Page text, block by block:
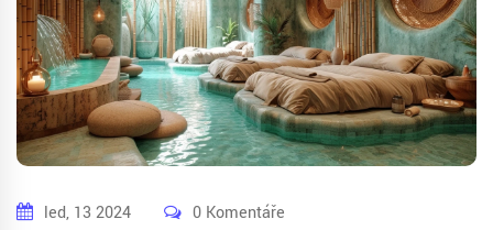
led, 13 2024 0 Komentáře